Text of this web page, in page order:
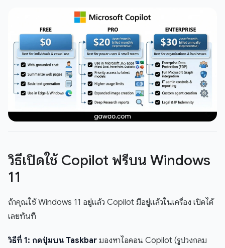
วิธีเปิดใช้ Copilot ฟรีบน Windows
11
ถ้าคุณใช้ Windows 11 อยู่แล้ว Copilot มีอยู่แล้วในเครื่อง เปิดได้
เลยทันที
วิธีที่ 1: กดปุ่มบน Taskbar มองหาไอคอน Copilot (รูปวงกลม